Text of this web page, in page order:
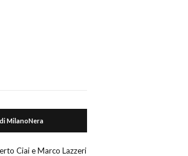
MilanoNera
Ciai e Marco Lazzeri